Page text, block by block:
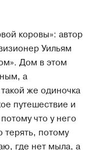
коровы»: автор
Уильям
Дом в этом
а
же одиночка
путешествие и
что у него
терять, потому
где нет мыла, а